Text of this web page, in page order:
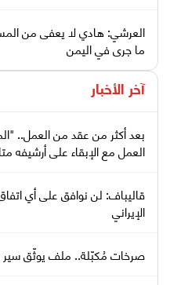
العرشي: هادي لا يعفى من
ما جرى في اليمن
آخر الأخبار
بعد أكثر من عقد من العمل..
العمل مع الإبقاء على أرشيفه
قاليباف: لن نوافق على أي
الإيراني
صرخات مُكبّلة.. ملف يوثّق سير